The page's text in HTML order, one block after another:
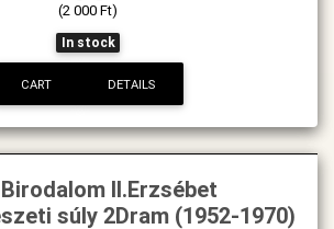
(2 000 Ft)
In stock
CART DETAILS
II.Erzsébet
súly 2Dram (1952-1970)